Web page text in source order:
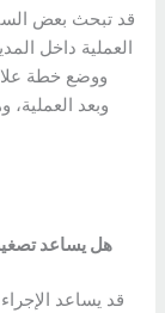
قد تبحث بعض
العملية داخل
ووضع خطة
وبعد
هل يساعد
قد يساعد